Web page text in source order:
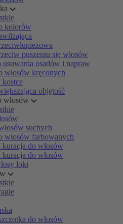
kolorów
puszeniu się włosów
usuwania osadów i napraw
włosów kręconych
objętość
włosów
suchych
włosów farbowanych
do włosów
do włosów
loki
do włosów